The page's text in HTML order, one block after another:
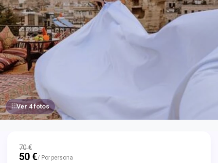
Ver 4 fotos
70 €
50 €/ Por persona